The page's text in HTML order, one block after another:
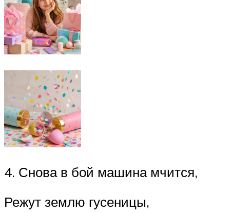
4. Снова в бой машина мчится,
Режут землю гусеницы,